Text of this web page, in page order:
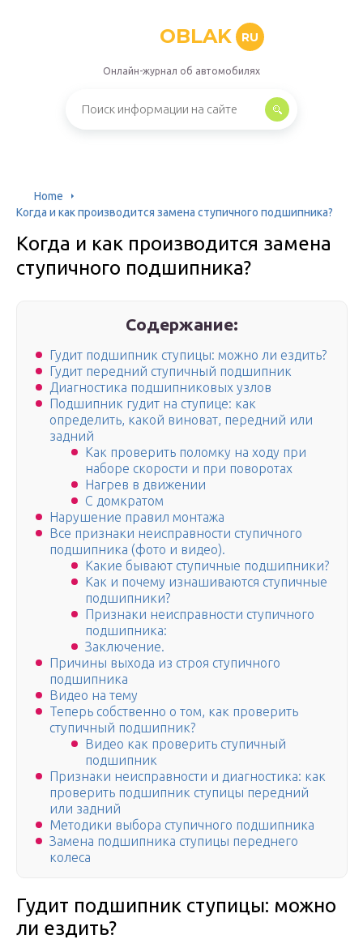
OBLAK RU
Онлайн-журнал об автомобилях
Home
Когда и как производится замена ступичного подшипника?
Когда и как производится замена
ступичного подшипника?
Содержание:
Гудит подшипник ступицы: можно ли ездить?
Гудит передний ступичный подшипник
Диагностика подшипниковых узлов
Подшипник гудит на ступице: как
определить, какой виноват, передний или
задний
Как проверить поломку на ходу при
наборе скорости и при поворотах
Нагрев в движении
С домкратом
Нарушение правил монтажа
Все признаки неисправности ступичного
подшипника (фото и видео).
Какие бывают ступичные подшипники?
Как и почему изнашиваются ступичные
подшипники?
Признаки неисправности ступичного
подшипника:
Заключение.
Причины выхода из строя ступичного
подшипника
Видео на тему
Теперь собственно о том, как проверить
ступичный подшипник?
Видео как проверить ступичный
подшипник
Признаки неисправности и диагностика: как
проверить подшипник ступицы передний
или задний
Методики выбора ступичного подшипника
Замена подшипника ступицы переднего
колеса
Гудит подшипник ступицы: можно
ли ездить?